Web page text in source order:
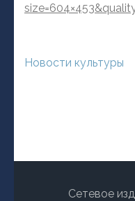
Навигация
Новости культуры
Сетевое